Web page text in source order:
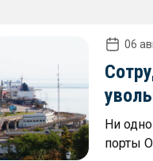
06
Ни
порты